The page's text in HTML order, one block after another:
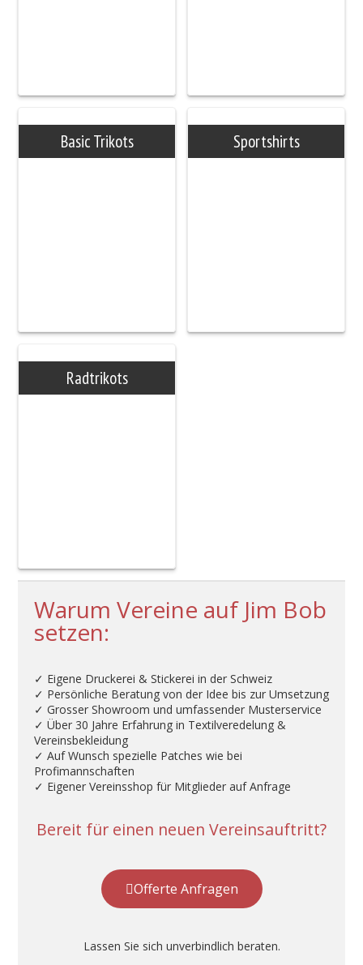
Basic Trikots Sportshirts
Radtrikots
Warum Vereine auf Jim Bob
setzen:
✓ Eigene Druckerei & Stickerei in der Schweiz
✓ Persönliche Beratung von der Idee bis zur Umsetzung
✓ Grosser Showroom und umfassender Musterservice
✓ Über 30 Jahre Erfahrung in Textilveredelung &
Vereinsbekleidung
✓ Auf Wunsch spezielle Patches wie bei
Profimannschaften
✓ Eigener Vereinsshop für Mitglieder auf Anfrage
Bereit für einen neuen Vereinsauftritt?
Offerte Anfragen
Lassen Sie sich unverbindlich beraten.